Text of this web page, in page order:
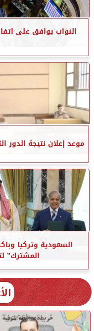
النواب يوافق على
موعد إعلان نتيجة الدور
السعودية وتركيا
المشترك”